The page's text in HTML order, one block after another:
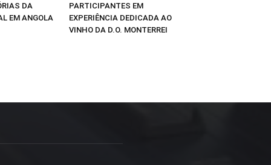
DA
EM ANGOLA
PARTICIPANTES EM
EXPERIÊNCIA DEDICADA AO
VINHO DA D.O. MONTERREI